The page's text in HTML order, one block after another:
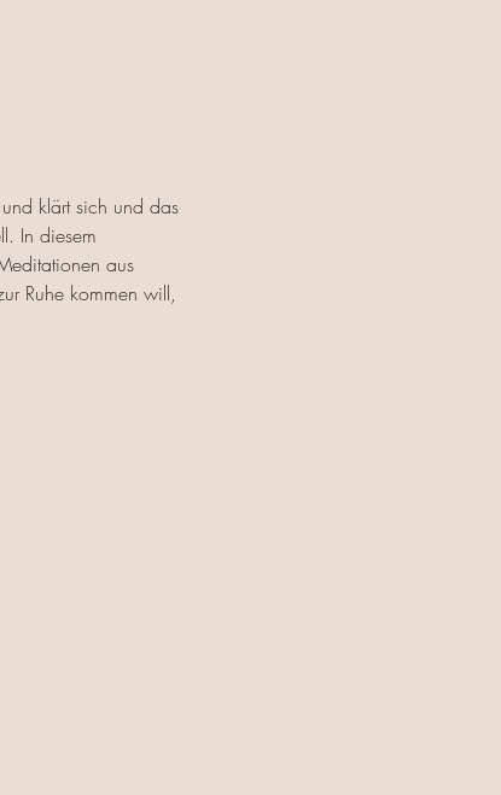
klärt sich und das
In diesem
aus
Ruhe kommen will,